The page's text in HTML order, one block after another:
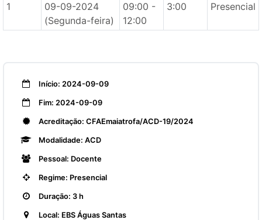
1
09-09-2024
(Segunda-feira)
09:00 -
12:00
3:00 Presencial
Início: 2024-09-09
Fim: 2024-09-09
Acreditação: CFAEmaiatrofa/ACD-19/2024
Modalidade: ACD
Pessoal: Docente
Regime: Presencial
Duração: 3 h
Local: EBS Águas Santas